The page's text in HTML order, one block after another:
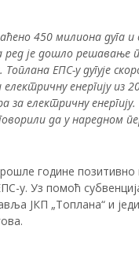
450 милиона дуга
ред је дошло решавање
ЕПС-у дугује
енергију из
за електричну
да у наредном
године позитивно
у. Уз помоћ
ЈКП „Топлана“ и